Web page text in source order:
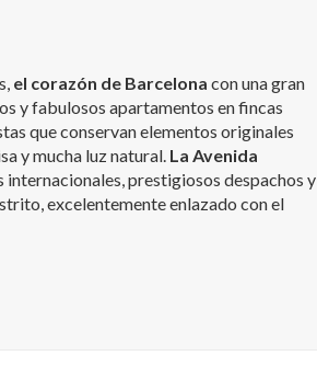
el corazón de Barcelona con una gran
y fabulosos apartamentos en fincas
que conservan elementos originales
y mucha luz natural. La Avenida
internacionales, prestigiosos despachos y
excelentemente enlazado con el